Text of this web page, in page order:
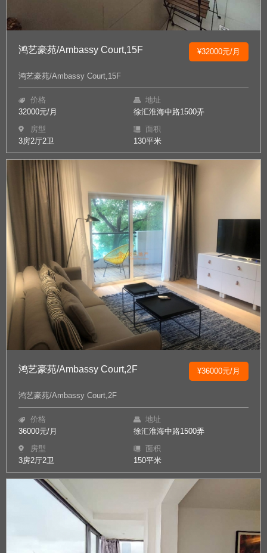
鸿艺豪苑/Ambassy Court,15F ¥32000元/月
鸿艺豪苑/Ambassy Court,15F
价格
32000元/月
地址
徐汇淮海中路1500弄
房型
3房2厅2卫
面积
130平米
鸿艺豪苑/Ambassy Court,2F ¥36000元/月
鸿艺豪苑/Ambassy Court,2F
价格
36000元/月
地址
徐汇淮海中路1500弄
房型
3房2厅2卫
面积
150平米